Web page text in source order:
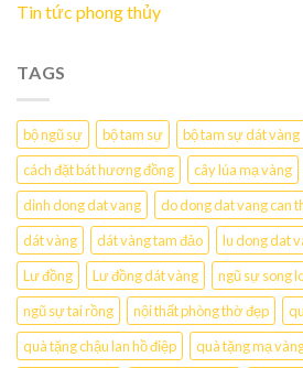
Tin tức phong thủy
TAGS
bộ ngũ sự bộ tam sự bộ tam sự dát vàng
cách đặt bát hương đồng
cây lúa mạ vàng
dinh dong dat vang
do dong dat vang can
dát vàng
dát vàng tam đảo lu dong dat
Lư đồng
Lư đồng dát vàng ngũ sự song
ngũ sự tai rồng
nội thất phòng thờ đẹp
quà tặng chậu lan hồ điệp
quà tặng mạ